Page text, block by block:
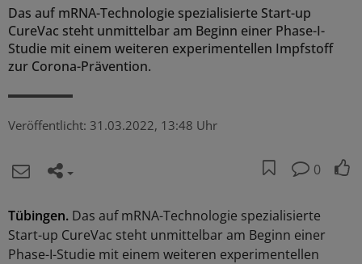
Das auf mRNA-Technologie spezialisierte Start-up
CureVac steht unmittelbar am Beginn einer Phase-I-
Studie mit einem weiteren experimentellen Impfstoff
zur Corona-Prävention.
Veröffentlicht: 31.03.2022, 13:48 Uhr
0
Tübingen. Das auf mRNA-Technologie spezialisierte
Start-up CureVac steht unmittelbar am Beginn einer
Phase-I-Studie mit einem weiteren experimentellen